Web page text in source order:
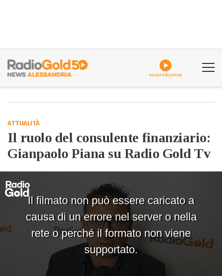
ASCOLTA GOLDPLAY
ATTUALITÀ
Il ruolo del consulente finanziario:
Gianpaolo Piana su Radio Gold Tv